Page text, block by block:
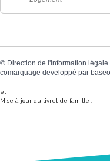
© Direction de l'information légale
comarquage developpé par
et
Mise à jour du livret de famille :